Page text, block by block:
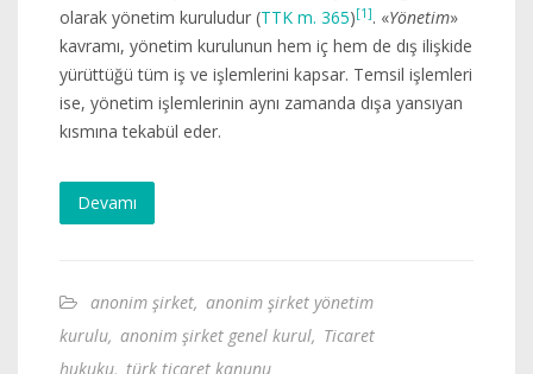
olarak yönetim kuruludur (TTK m. 365)[1]. «Yönetim»
kavramı, yönetim kurulunun hem iç hem de dış ilişkide
yürüttüğü tüm iş ve işlemlerini kapsar. Temsil işlemleri
ise, yönetim işlemlerinin aynı zamanda dışa yansıyan
kısmına tekabül eder.
Devamı
anonim şirket, anonim şirket yönetim
kurulu, anonim şirket genel kurul, Ticaret
hukuku, türk ticaret kanunu